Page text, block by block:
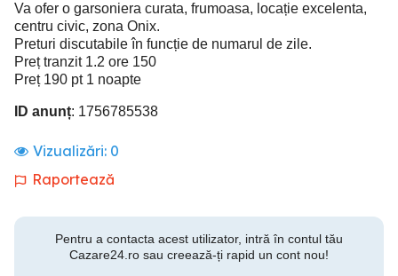
Va ofer o garsoniera curata, frumoasa, locație excelenta,
centru civic, zona Onix.
Preturi discutabile în funcție de numarul de zile.
Preț tranzit 1.2 ore 150
Preț 190 pt 1 noapte
ID anunț: 1756785538
Vizualizări: 0
Raportează
Pentru a contacta acest utilizator, intră în contul tău
Cazare24.ro sau creează-ți rapid un cont nou!